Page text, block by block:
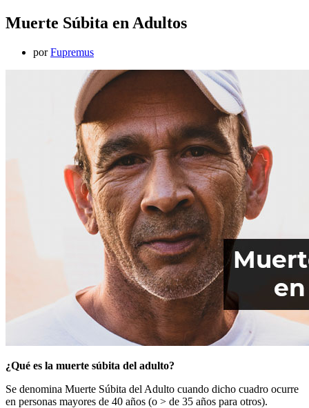
Muerte Súbita en Adultos
porFupremus
¿Qué es la muerte súbita del adulto?
Se denomina Muerte Súbita del Adulto cuando dicho cuadro ocurre
en personas mayores de 40 años (o > de 35 años para otros).